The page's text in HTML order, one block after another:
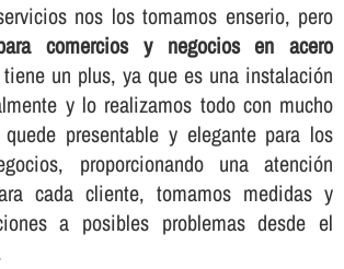
nos los tomamos enserio, pero
comercios y negocios en acero
un plus, ya que es una instalación
y lo realizamos todo con mucho
presentable y elegante para los
proporcionando una atención
cada cliente, tomamos medidas y
a posibles problemas desde el